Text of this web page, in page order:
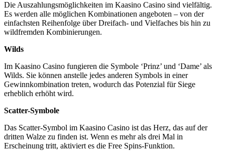
Die Auszahlungsmöglichkeiten im Kaasino Casino sind vielfältig.
Es werden alle möglichen Kombinationen angeboten – von der
einfachsten Reihenfolge über Dreifach- und Vielfaches bis hin zu
wildfremden Kombinierungen.
Wilds
Im Kaasino Casino fungieren die Symbole ‘Prinz’ und ‘Dame’ als
Wilds. Sie können anstelle jedes anderen Symbols in einer
Gewinnkombination treten, wodurch das Potenzial für Siege
erheblich erhöht wird.
Scatter-Symbole
Das Scatter-Symbol im Kaasino Casino ist das Herz, das auf der
dritten Walze zu finden ist. Wenn es mehr als drei Mal in
Erscheinung tritt, aktiviert es die Free Spins-Funktion.